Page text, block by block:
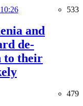
533
and
de-
to their
479